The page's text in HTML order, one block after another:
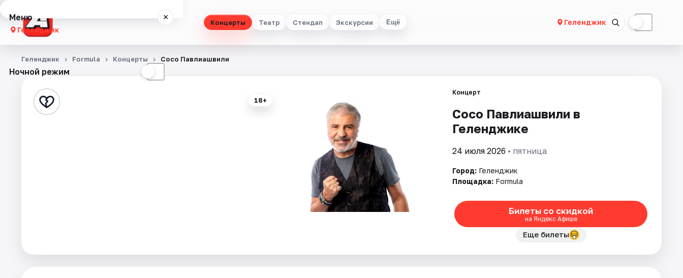
Концерты Театр Стендап Экскурсии Ещё Геленджик ☾
Меню ×
Геленджик
Концерты
Стендап
Рейтинги
Ночной режим ☾
Геленджик Formula Концерты Сосо Павлиашвили
18+
Концерт
Сосо Павлиашвили в
Геленджике
24 июля 2026 • пятница
Город: Геленджик
Площадка: Formula
Билеты со скидкой
на Яндекс Афише
Еще билеты